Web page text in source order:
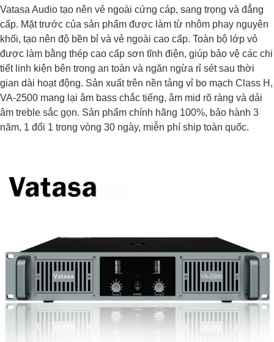
Vatasa Audio tạo nên vẻ ngoài cứng cáp, sang trọng và đẳng
cấp. Mặt trước của sản phẩm được làm từ nhôm phay nguyên
khối, tạo nên độ bền bỉ và vẻ ngoài cao cấp. Toàn bộ lớp vỏ
được làm bằng thép cao cấp sơn tĩnh điện, giúp bảo vệ các chi
tiết linh kiện bên trong an toàn và ngăn ngừa rỉ sét sau thời
gian dài hoạt động. Sản xuất trên nền tảng vỉ bo mạch Class H,
VA-2500 mang lại âm bass chắc tiếng, âm mid rõ ràng và dải
âm treble sắc gọn. Sản phẩm chính hãng 100%, bảo hành 3
năm, 1 đổi 1 trong vòng 30 ngày, miễn phí ship toàn quốc.